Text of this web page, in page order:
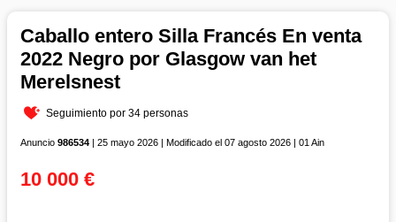
Caballo entero Silla Francés En venta
2022 Negro por Glasgow van het
Merelsnest
Seguimiento por 34 personas
Anuncio 986534 | 25 mayo 2026 | Modificado el 07 agosto 2026 | 01 Ain
10 000 €